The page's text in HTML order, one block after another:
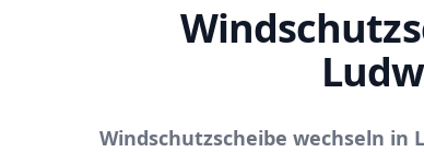
Windschutzscheibe wechseln in